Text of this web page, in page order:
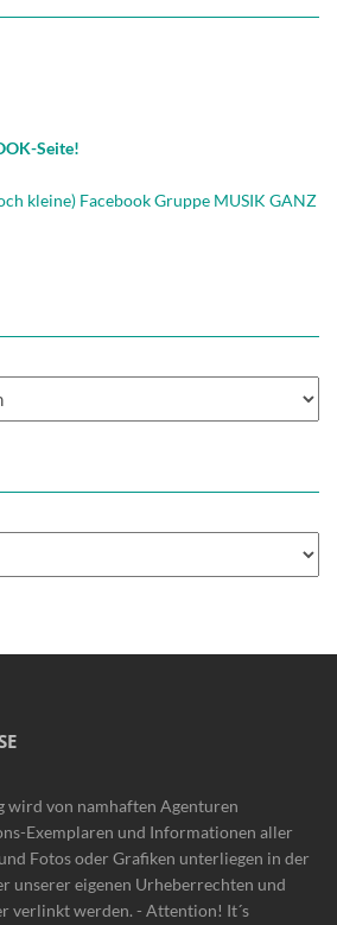
Seite!
kleine) Facebook Gruppe MUSIK GANZ
wird von namhaften Agenturen
Exemplaren und Informationen aller
Fotos oder Grafiken unterliegen in der
unserer eigenen Urheberrechten und
verlinkt werden. - Attention! It´s